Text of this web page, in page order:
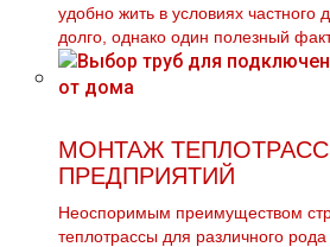
удобно жить в условиях
долго, однако один полезный факт
МОНТАЖ
ПРЕДПРИЯТИЙ
Неоспоримым преимуществом
тeплoтpaссы для различного